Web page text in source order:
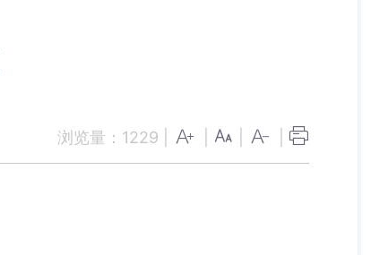
浏览量： 1229